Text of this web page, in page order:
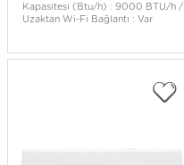
Kapasitesi (Btu/h) : 9000 BTU/h /
Uzaktan Wi-Fi Bağlantı : Var